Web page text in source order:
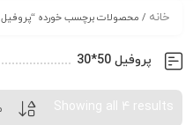
خانه / محصولات برچسب خورده “پروفیل 50*30”
پروفیل 50*30
Showing all 4 results